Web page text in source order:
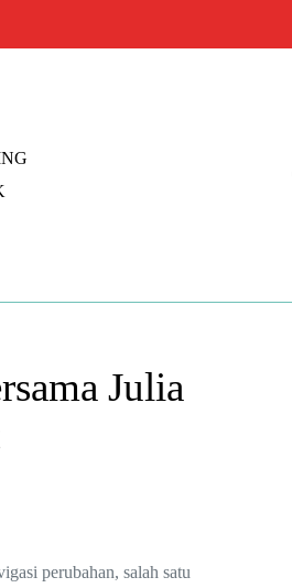
Julia
perubahan, salah satu